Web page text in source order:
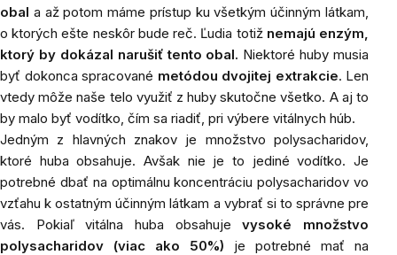
obal a až potom máme prístup ku všetkým účinným látkam,
o ktorých ešte neskôr bude reč. Ľudia totižnemajú enzým,
ktorý by dokázal narušiť tento obal. Niektoré huby musia
byť dokonca spracované metódou dvojitej extrakcie. Len
vtedy môže naše telo využiť z huby skutočne všetko. A aj to
by malo byť vodítko, čím sa riadiť, pri výbere vitálnych húb.
Jedným z hlavných znakov je množstvo polysacharidov,
ktoré huba obsahuje. Avšak nie je to jediné vodítko. Je
potrebné dbať na optimálnu koncentráciu polysacharidov vo
vzťahu k ostatným účinným látkam a vybrať si to správne pre
vás. Pokiaľ vitálna huba obsahujevysoké množstvo
polysacharidov (viac ako 50%) je potrebné mať na